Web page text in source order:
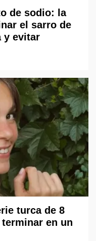
de sodio: la
el sarro de
y evitar
turca de 8
en un